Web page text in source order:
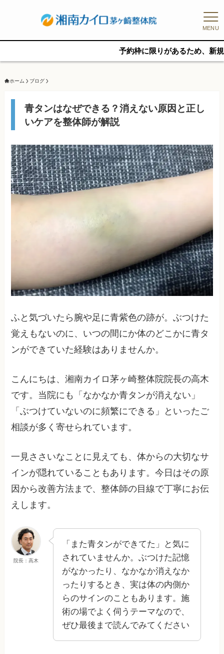
MENU
予約枠に限りがあるため、新規の予約を
ホーム ブログ
青タンはなぜできる？消えない原因と正し
いケアを整体師が解説
ふと気づいたら腕や足に青紫色の跡が。ぶつけた
覚えもないのに、いつの間にか体のどこかに青タ
ンができていた経験はありませんか。
こんにちは、湘南カイロ茅ヶ崎整体院院長の高木
です。当院にも「なかなか青タンが消えない」
「ぶつけていないのに頻繁にできる」といったご
相談が多く寄せられています。
一見ささいなことに見えても、体からの大切なサ
インが隠れていることもあります。今日はその原
因から改善方法まで、整体師の目線で丁寧にお伝
えします。
院長：高木
「また青タンができてた」と気に
されていませんか。ぶつけた記憶
がなかったり、なかなか消えなか
ったりするとき、実は体の内側か
らのサインのこともあります。施
術の場でよく伺うテーマなので、
ぜひ最後まで読んでみてください